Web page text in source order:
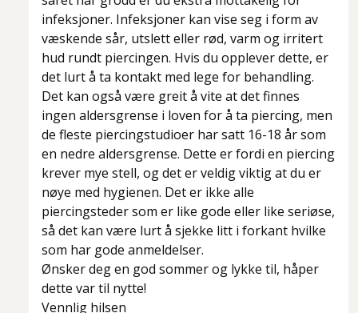
infeksjoner. Infeksjoner kan vise seg i form av
væskende sår, utslett eller rød, varm og irritert
hud rundt piercingen. Hvis du opplever dette, er
det lurt å ta kontakt med lege for behandling.
Det kan også være greit å vite at det finnes
ingen aldersgrense i loven for å ta piercing, men
de fleste piercingstudioer har satt 16-18 år som
en nedre aldersgrense. Dette er fordi en piercing
krever mye stell, og det er veldig viktig at du er
nøye med hygienen. Det er ikke alle
piercingsteder som er like gode eller like seriøse,
så det kan være lurt å sjekke litt i forkant hvilke
som har gode anmeldelser.
Ønsker deg en god sommer og lykke til, håper
dette var til nytte!
Vennlig hilsen